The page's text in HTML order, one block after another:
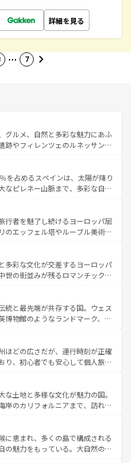
詳細を見る
… 7
グルメ、自然と多彩な魅力にあふ
跡やフィレンツェのルネッサンス
い田園風景やアマルフィ海岸の絶
せない。観光の合間には、本場の
のイタリア料理を堪能することも
、忘れられない旅をしてみよう！
報はコンテンツ一覧 を参照してほ
を占めるスペインは、太陽が降り
なピレネー山脈まで、多彩な自然
、情熱的なフラメンコ、熱気あふ
いタパスが生活の一部となってい
練された雰囲気や、バルセロナの
ーチリゾートまで多彩な表情を見
や気候が異なるスペインはその個
性で訪れる人を魅了する。 なお、新着のスペイン情報はコ
行者を魅了し続けるヨーロッパ屈
のエッフェル塔やルーブル美術館
ている。華麗な宮殿、歴史的な大
して豊かな自然が、訪れる者を心
ランスは美食の国としても知ら
地であるランス、プロヴァンスの
ど、多彩な楽しみ方が可能だ。さ
も魅力が溢れており、どの街角に
れぞれで全く異なる文化を体験で
お、新着のフランス情報はコンテンツ一覧
多彩な文化が交差するヨーロッパ
世の街並みが残るロマンチック街
を歩いても飽きることがない。ベ
イエルン州のアルプスの絶景、そ
ン畑といった風景は必見。ビール
てほしい。 なお、新着の
一覧を参照してほしい。
統と最先端が共存する国。ウェス
博物館のようなランドマーク、歴
ある。また、優雅なアフタヌーン
たまらない英国パブ、サッカー観
できる体験も豊富。イギリスを旅
。
ほどの広さだが、運行時刻が正確
り、初心者でも安心して個人旅行
や、スイスならではのユニークな
観光だけでなく町歩きも満喫する
得が高いため物価も高いが、旅行
むこともできる。 なお、新
ンツ一覧 を参照してほしい。
な土地と多様な文化が魅力の国。
岸のカリフォルニアまで、訪れる
、ショッピング、エンターテイ
的なスポットだ。一方、アメリカ
、グランドキャニオンやイエロー
に恵まれ、多くの島で構成される
の魅力をもっている。大自然の神